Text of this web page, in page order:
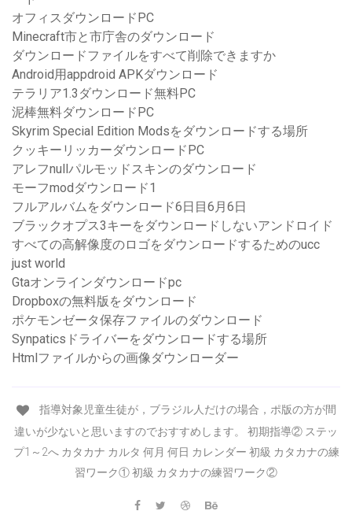
オフィスダウンロードPC
Minecraft市と市庁舎のダウンロード
ダウンロードファイルをすべて削除できますか
Android用appdroid APKダウンロード
テラリア1.3ダウンロード無料PC
泥棒無料ダウンロードPC
Skyrim Special Edition Modsをダウンロードする場所
クッキーリッカーダウンロードPC
アレフnullパルモッドスキンのダウンロード
モーフmodダウンロード1
フルアルバムをダウンロード6日目6月6日
ブラックオプス3キーをダウンロードしないアンドロイド
すべての高解像度のロゴをダウンロードするためのucc
just world
Gtaオンラインダウンロードpc
Dropboxの無料版をダウンロード
ポケモンゼータ保存ファイルのダウンロード
Synpaticsドライバーをダウンロードする場所
Htmlファイルからの画像ダウンローダー
指導対象児童生徒が，ブラジル人だけの場合，ポ版の方が間
違いが少ないと思いますのでおすすめします。 初期指導② ステッ
プ1～2へ カタカナ カルタ 何月 何日 カレンダー 初級 カタカナの練
習ワーク① 初級 カタカナの練習ワーク②